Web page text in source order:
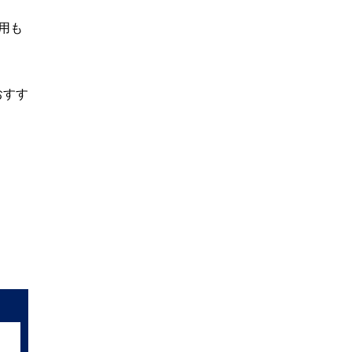
も
すす